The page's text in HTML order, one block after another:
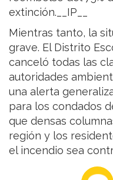
extinción.__IP__
Mientras tanto, la
grave. El Distrito
canceló todas las
autoridades
una alerta
para los condados
que densas
región y los
el incendio sea